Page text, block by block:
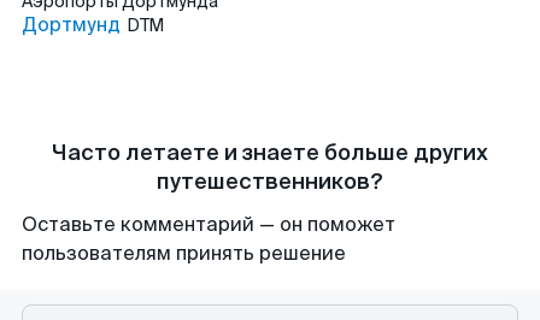
Дортмунд DTM
Часто летаете и знаете больше других
путешественников?
Оставьте комментарий — он поможет
пользователям принять решение